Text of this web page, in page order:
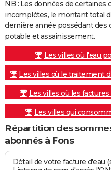
NB : Les données de
incomplètes, le montant total
dernière année possédant des
potable et assainissement.
Les villes où l'eau
Les villes où le traitement
Les villes où les
Les villes qui
Répartition des
abonnés à Fons
Détail de votre facture d'eau